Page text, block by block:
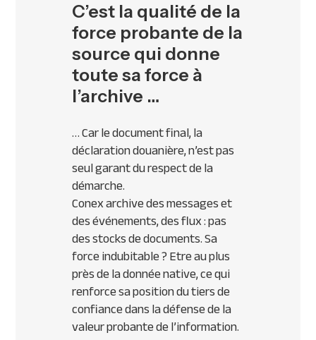
C’est la qualité de la
force probante de la
source qui donne
toute sa force à
l’archive …
… Car le document final, la
déclaration douanière, n’est pas
seul garant du respect de la
démarche.
Conex archive des messages et
des événements, des flux : pas
des stocks de documents. Sa
force indubitable ? Etre au plus
près de la donnée native, ce qui
renforce sa position du tiers de
confiance dans la défense de la
valeur probante de l’information.